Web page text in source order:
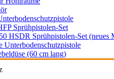
Sprühpistolen-Set
HSDR Sprühpistolen-Set (neues
Unterbodenschutzpistole
(60 cm lang)